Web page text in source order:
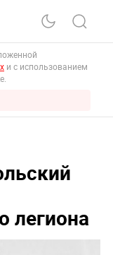
и с использованием
легиона